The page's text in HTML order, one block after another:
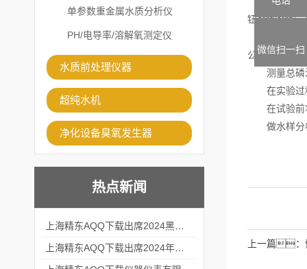
载安装
单参数重金属水质分析仪
PH/电导率/溶解氧测定仪
水质前处理仪器
超纯水机
净化设备臭氧发生器
热点新闻
钮，
公司进入一
测量总磷
在实验过
在试验前
做水样分
上一篇：
微信扫一扫